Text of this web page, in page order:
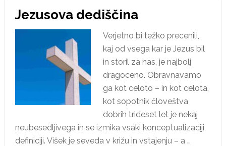
mir?
Jezusova dediščina
Verjetno bi težko precenili,
kaj od vsega kar je Jezus bil
in storil za nas, je najbolj
dragoceno. Obravnavamo
ga kot celoto – in kot celota,
kot sopotnik človeštva
dobrih trideset let je nekaj
neubesedljivega in se izmika vsaki konceptualizaciji,
definiciji. Višek je seveda v križu in vstajenju – a …